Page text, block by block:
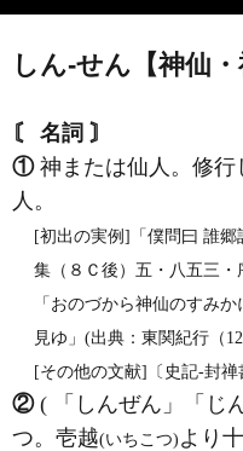
しん‐せん【神仙・
〘 名詞 〙
①神または仙人。修行
人。
[初出の実例]「僕問曰 誰
集（８Ｃ後）五・八五三・
「おのづから神仙のすみ
見ゆ」(出典：東関紀行（
[その他の文献]〔史記‐封禅
②( 「しんぜん」「じ
つ。壱越(いちこつ)より